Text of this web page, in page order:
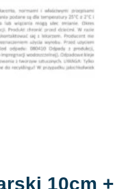
10cm +